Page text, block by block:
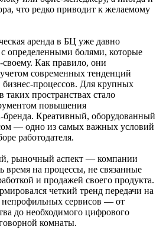
что редко приводит к желаемому
аренда в БЦ уже давно
с определенными болями, которые
Как правило, они
современных тенденций
бизнес-процессов. Для крупных
пространствах стало
повышения
бренда. Креативный, оборудованный
— одно из самых важных условий
работодателя.
рыночный аспект — компании
время на процессы, не связанные
и продажей своего продукта.
четкий тренд передачи на
непрофильных сервисов — от
до необходимого цифрового
комнаты.